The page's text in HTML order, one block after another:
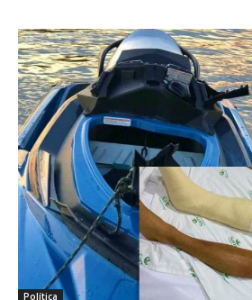
Política